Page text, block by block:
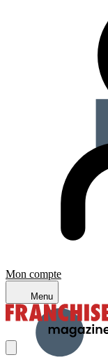
Mon compte
Menu